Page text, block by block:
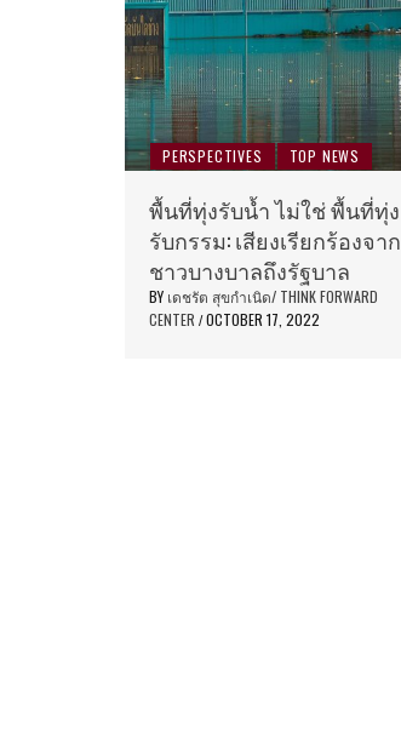
PERSPECTIVES TOP NEWS
พื้นที่ทุ่งรับน้ำ ไม่ใช่ พื้นที่ทุ่ง
รับกรรม: เสียงเรียกร้องจาก
ชาวบางบาลถึงรัฐบาล
BY เดชรัต สุขกำเนิด/ THINK FORWARD
CENTER / OCTOBER 17, 2022